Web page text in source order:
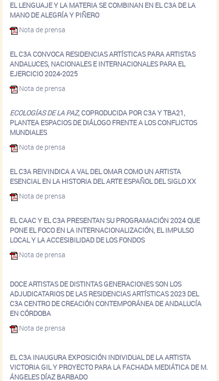
EL LENGUAJE Y LA MATERIA SE COMBINAN EN EL C3A DE LA
MANO DE ALEGRÍA Y PIÑERO
Nota de prensa
EL C3A CONVOCA RESIDENCIAS ARTÍSTICAS PARA ARTISTAS
ANDALUCES, NACIONALES E INTERNACIONALES PARA EL
EJERCICIO 2024-2025
Nota de prensa
ECOLOGÍAS DE LA PAZ, COPRODUCIDA POR C3A Y TBA21,
PLANTEA ESPACIOS DE DIÁLOGO FRENTE A LOS CONFLICTOS
MUNDIALES
Nota de prensa
EL C3A REIVINDICA A VAL DEL OMAR COMO UN ARTISTA
ESENCIAL EN LA HISTORIA DEL ARTE ESPAÑOL DEL SIGLO XX
Nota de prensa
EL CAAC Y EL C3A PRESENTAN SU PROGRAMACIÓN 2024 QUE
PONE EL FOCO EN LA INTERNACIONALIZACIÓN, EL IMPULSO
LOCAL Y LA ACCESIBILIDAD DE LOS FONDOS
Nota de prensa
DOCE ARTISTAS DE DISTINTAS GENERACIONES SON LOS
ADJUDICATARIOS DE LAS RESIDENCIAS ARTÍSTICAS 2023 DEL
C3A CENTRO DE CREACIÓN CONTEMPORÁNEA DE ANDALUCÍA
EN CÓRDOBA
Nota de prensa
EL C3A INAUGURA EXPOSICIÓN INDIVIDUAL DE LA ARTISTA
VICTORIA GIL Y PROYECTO PARA LA FACHADA MEDIÁTICA DE M.
ÁNGELES DÍAZ BARBADO